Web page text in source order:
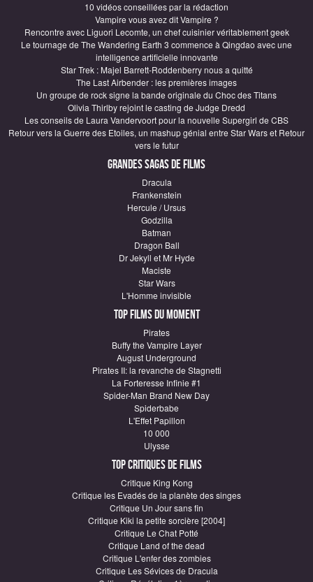
10 vidéos conseillées par la rédaction
Vampire vous avez dit Vampire ?
Rencontre avec Liguori Lecomte, un chef cuisinier véritablement geek
Le tournage de The Wandering Earth 3 commence à Qingdao avec une
intelligence artificielle innovante
Star Trek : Majel Barrett-Roddenberry nous a quitté
The Last Airbender : les premières images
Un groupe de rock signe la bande originale du Choc des Titans
Olivia Thirlby rejoint le casting de Judge Dredd
Les conseils de Laura Vandervoort pour la nouvelle Supergirl de CBS
Retour vers la Guerre des Etoiles, un mashup génial entre Star Wars et Retour
vers le futur
Grandes sagas de Films
Dracula
Frankenstein
Hercule / Ursus
Godzilla
Batman
Dragon Ball
Dr Jekyll et Mr Hyde
Maciste
Star Wars
L'Homme invisible
Top Films du moment
Pirates
Buffy the Vampire Layer
August Underground
Pirates II: la revanche de Stagnetti
La Forteresse Infinie #1
Spider-Man Brand New Day
Spiderbabe
L'Effet Papillon
10 000
Ulysse
Top critiques de Films
Critique King Kong
Critique les Evadés de la planète des singes
Critique Un Jour sans fin
Critique Kiki la petite sorcière [2004]
Critique Le Chat Potté
Critique Land of the dead
Critique L'enfer des zombies
Critique Les Sévices de Dracula